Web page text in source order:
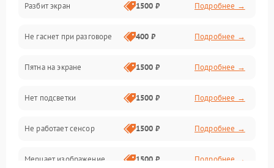
Проблемы с дисплеем и сенсором
Зарядка
Проблемы с питанием, зарядкой и аккумулятором
Проблемы с работой системы, корпусом и другие
Разбит экран 1500 ₽ Подробнее →
Не гаснет при разговоре 400 ₽ Подробнее →
Пятна на экране 1500 ₽ Подробнее →
Нет подсветки 1500 ₽ Подробнее →
Не работает сенсор 1500 ₽ Подробнее →
Мерцает изображение 1500 ₽ Подробнее →